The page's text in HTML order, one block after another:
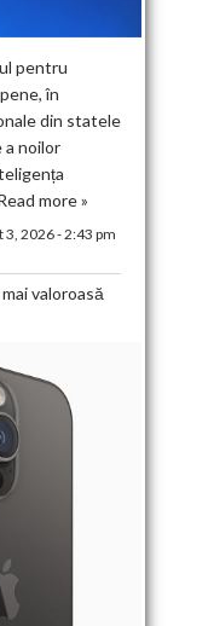
pentru
în
din statele
a noilor
more »
3, 2026 - 2:43 pm
valoroasă